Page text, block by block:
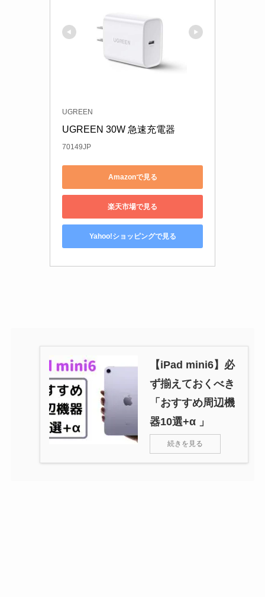
UGREEN
UGREEN 30W 急速充電器
70149JP
Amazonで見る
楽天市場で見る
Yahoo!ショッピングで見る
【iPad mini6】必
ず揃えておくべき
「おすすめ周辺機
器10選+α 」
続きを見る